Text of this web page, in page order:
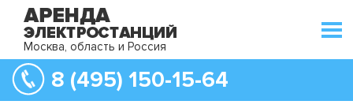
Москва, область и Россия
8 (495) 150-15-64